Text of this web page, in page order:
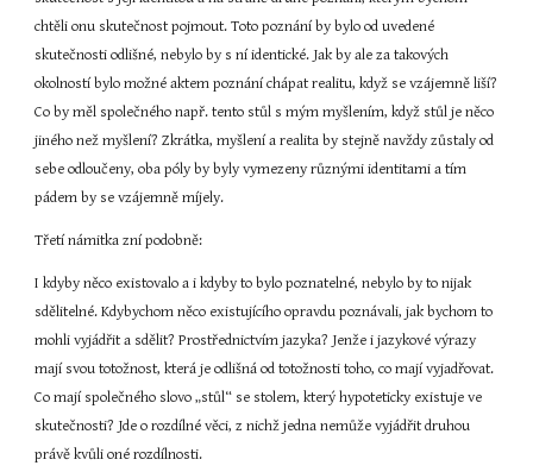
chtěli onu skutečnost pojmout. Toto poznání by bylo od uvedené
skutečnosti odlišné, nebylo by s ní identické. Jak by ale za takových
okolností bylo možné aktem poznání chápat realitu, když se vzájemně liší?
Co by měl společného např. tento stůl s mým myšlením, když stůl je něco
jiného než myšlení? Zkrátka, myšlení a realita by stejně navždy zůstaly od
sebe odloučeny, oba póly by byly vymezeny různými identitami a tím
pádem by se vzájemně míjely.
Třetí námitka zní podobně:
I kdyby něco existovalo a i kdyby to bylo poznatelné, nebylo by to nijak
sdělitelné. Kdybychom něco existujícího opravdu poznávali, jak bychom to
mohli vyjádřit a sdělit? Prostřednictvím jazyka? Jenže i jazykové výrazy
mají svou totožnost, která je odlišná od totožnosti toho, co mají vyjadřovat.
Co mají společného slovo „stůl“ se stolem, který hypoteticky existuje ve
skutečnosti? Jde o rozdílné věci, z nichž jedna nemůže vyjádřit druhou
právě kvůli oné rozdílnosti.